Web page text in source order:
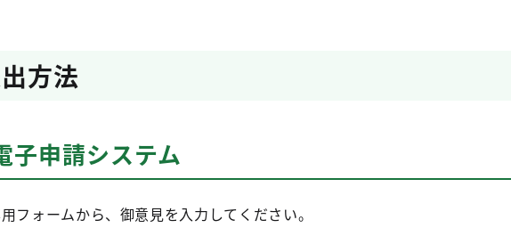
方法
子申請システム
フォームから、御意見を入力してください。